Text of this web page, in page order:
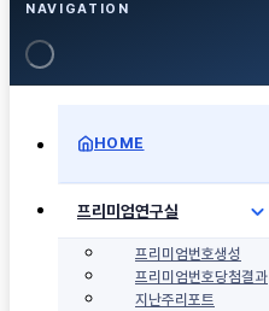
NAVIGATION
HOME
프리미엄연구실
프리미엄번호생성
프리미엄번호당첨결과
지난주리포트